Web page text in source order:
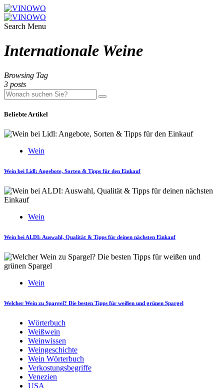
Search Menu
Internationale Weine
Browsing Tag
3 posts
Beliebte Artikel
Wein
Wein bei Lidl: Angebote, Sorten & Tipps für den Einkauf
Wein
Wein bei ALDI: Auswahl, Qualität & Tipps für deinen nächsten Einkauf
Wein
Welcher Wein zu Spargel? Die besten Tipps für weißen und grünen Spargel
Wörterbuch
Weißwein
Weinwissen
Weingeschichte
Wein Wörterbuch
Verkostungsbegriffe
Venezien
USA